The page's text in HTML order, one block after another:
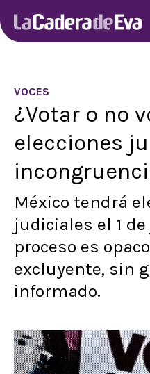
VOCES
¿Votar o no
elecciones
México tendrá
judiciales el 1
proceso es
excluyente, sin
informado.